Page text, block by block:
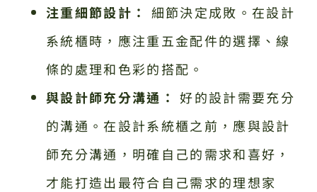
注重細節設計：
細節決定成敗。在設計
系統櫃時，應注重五金配件的選擇、線
條的處理和色彩的搭配。
與設計師充分溝通： 好的設計需要充分
的溝通。在設計系統櫃之前，應與設計
師充分溝通，明確自己的需求和喜好，
才能打造出最符合自己需求的理想家